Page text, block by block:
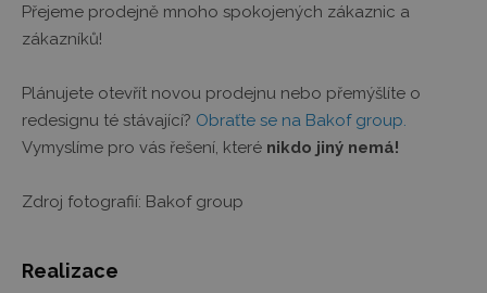
Přejeme prodejně mnoho spokojených zákaznic a
zákazníků!
Plánujete otevřít novou prodejnu nebo přemýšlíte o
redesignu té stávající? Obraťte se na Bakof group.
Vymyslíme pro vás řešení, které nikdo jiný nemá!
Zdroj fotografií: Bakof group
Realizace